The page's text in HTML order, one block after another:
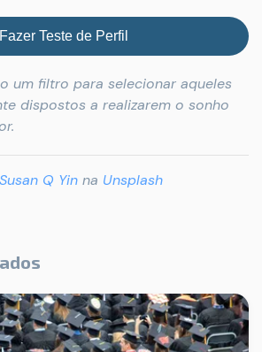
Fazer Teste de Perfil
um filtro para selecionar aqueles
dispostos a realizarem o sonho
Susan Q Yin na Unsplash